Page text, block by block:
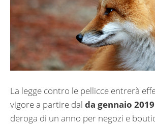
La legge contro le pellicce entrerà
vigore a partire dal da gennaio 2019
deroga di un anno per negozi e